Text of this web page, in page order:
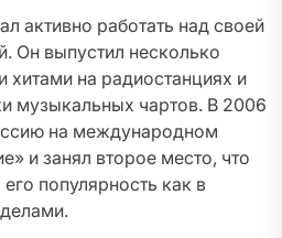
активно работать над своей
Он выпустил несколько
хитами на радиостанциях и
музыкальных чартов. В 2006
на международном
и занял второе место, что
популярность как в